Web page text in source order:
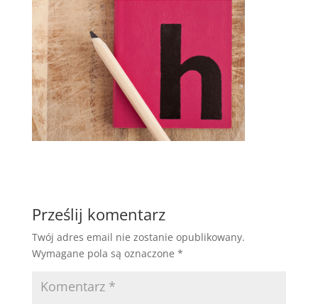
Prześlij komentarz
Twój adres email nie zostanie opublikowany.
Wymagane pola są oznaczone *